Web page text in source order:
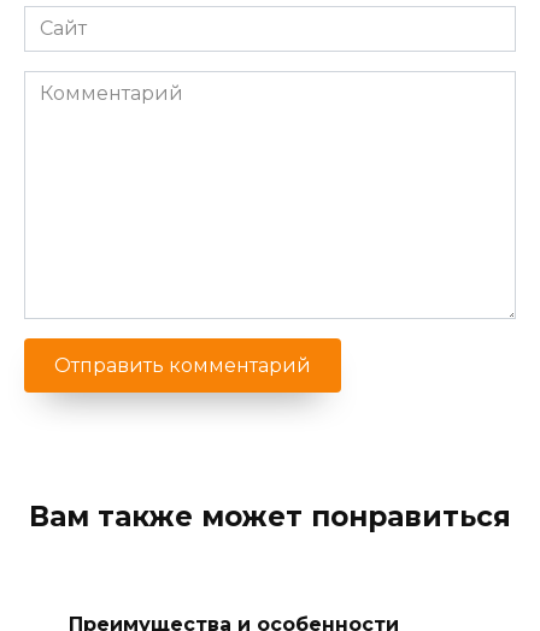
Сайт
Комментарий
Вам также может понравиться
Преимущества и особенности